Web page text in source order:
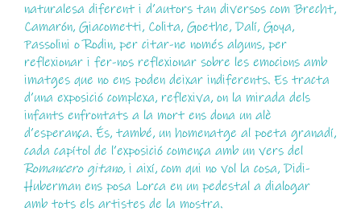
naturalesa diferent i d’autors tan diversos com Brecht,
Camarón, Giacometti, Colita, Goethe, Dalí, Goya,
Passolini o Rodin, per citar-ne només alguns, per
reflexionar i fer-nos reflexionar sobre les emocions amb
imatges que no ens poden deixar indiferents. Es tracta
d’una exposició complexa, reflexiva, on la mirada dels
infants enfrontats a la mort ens dona un alè
d’esperança. És, també, un homenatge al poeta granadí,
cada capítol de l’exposició comença amb un vers del
Romancero gitano,i així, com qui no vol la cosa, Didi-
Huberman ens posa Lorca en un pedestal a dialogar
amb tots els artistes de la mostra.